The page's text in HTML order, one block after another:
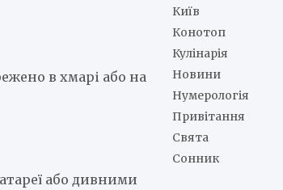
в хмарі або на
або дивними
Київ
Конотоп
Кулінарія
Новини
Нумерологія
Привітання
Свята
Сонник